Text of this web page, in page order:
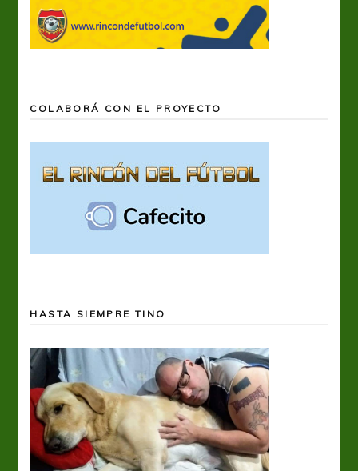
COLABORÁ CON EL PROYECTO
HASTA SIEMPRE TINO